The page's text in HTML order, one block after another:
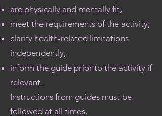
are physically and mentally fit,
meet the requirements of the activity,
clarify health-related limitations
independently,
inform the guide prior to the activity if
relevant.
Instructions from guides must be
followed at all times.